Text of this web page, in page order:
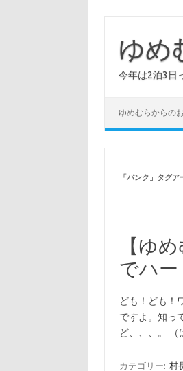
ゆめ
今年は2泊3日
ゆめむらからの
「パンク 」タグア
【ゆ
でハー
ども！ども！
ですよ。知っ
ど、、、。
カテゴリー: 村